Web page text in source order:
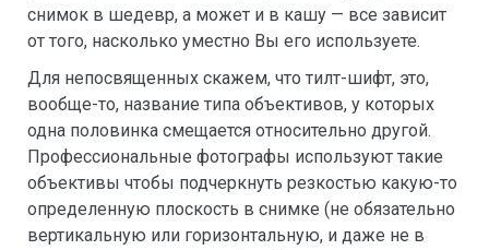
снимок в шедевр, а может и в кашу — все зависит
от того, насколько уместно Вы его используете.
Для непосвященных скажем, что тилт-шифт, это,
вообще-то, название типа объективов, у которых
одна половинка смещается относительно другой.
Профессиональные фотографы используют такие
объективы чтобы подчеркнуть резкостью какую-то
определенную плоскость в снимке (не обязательно
вертикальную или горизонтальную, и даже не в